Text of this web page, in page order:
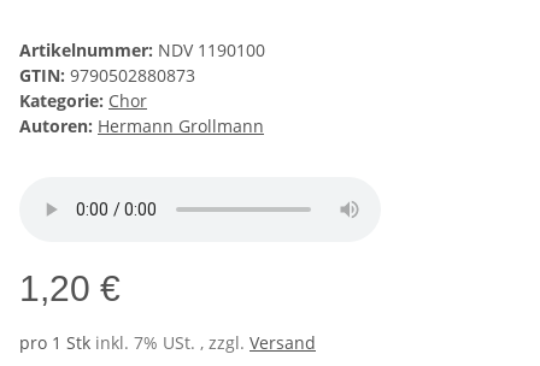
Artikelnummer: NDV 1190100
GTIN: 9790502880873
Kategorie: Chor
Autoren: Hermann Grollmann
1,20 €
pro 1 Stk inkl. 7% USt. , zzgl. Versand